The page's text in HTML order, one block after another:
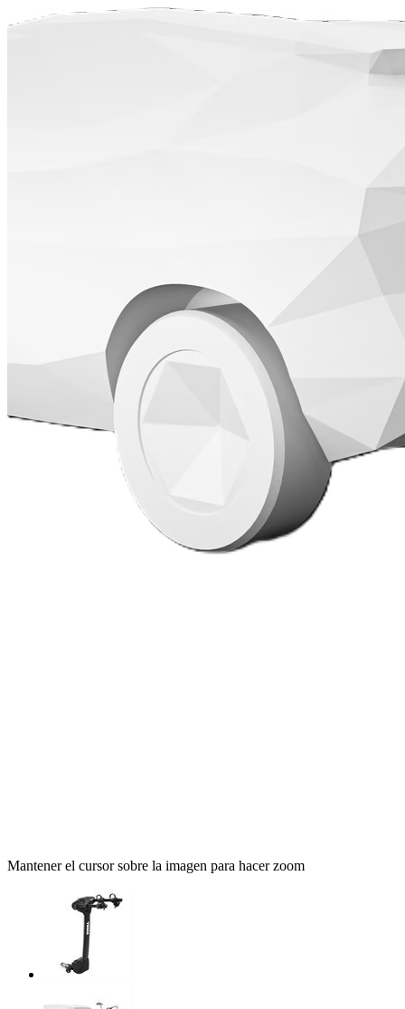
Mantener el cursor sobre la imagen para hacer zoom